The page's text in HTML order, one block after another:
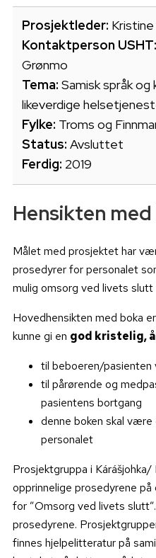
Prosjektleder:
Kontaktperson USHT:
Grønmo
Tema: Samisk språk
likeverdige
Fylke: Troms og
Status: Avsluttet
Ferdig: 2019
Hensikten
Målet med prosjektet har
prosedyrer for personalet
mulig omsorg ved livets
Hovedhensikten med boka
kunne gi en god kristelig,
til beboeren/
til pårørende og
pasientens bortgang
denne boken skal
personalet
Prosjektgruppa i
opprinnelige prosedyrene på
for ”Omsorg ved livets
prosedyrene.
finnes hjelpelitteratur på